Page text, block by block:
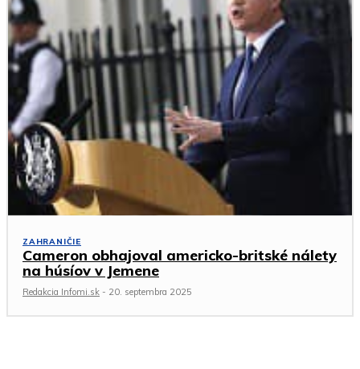
ZAHRANIČIE
Cameron obhajoval americko-britské nálety
na húsíov v Jemene
Redakcia Infomi.sk - 20. septembra 2025